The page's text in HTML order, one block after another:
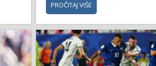
PROČITAJ VIŠE